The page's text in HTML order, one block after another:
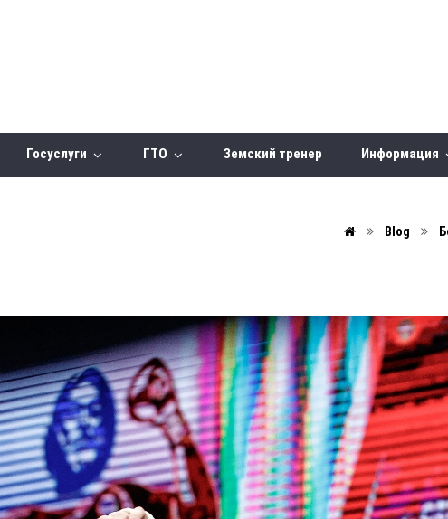
Госуслуги ГТО Земский тренер Информация
Blog